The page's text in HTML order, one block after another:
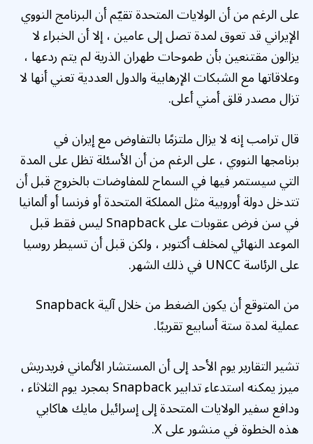
على الرغم من أن الولايات المتحدة تقيّم أن البرنامج النووي
الإيراني قد تعوق لمدة تصل إلى عامين ، إلا أن الخبراء لا
يزالون مقتنعين بأن طموحات طهران الذرية لم يتم ردعها ،
وعلاقاتها مع الشبكات الإرهابية والدول العددية تعني أنها لا
تزال مصدر قلق أمني أعلى.
قال ترامب إنه لا يزال ملتزمًا بالتفاوض مع إيران في
برنامجها النووي ، على الرغم من أن الأسئلة تظل على المدة
التي سيستمر فيها في السماح للمفاوضات بالخروج قبل أن
تتدخل دولة أوروبية مثل المملكة المتحدة أو فرنسا أو ألمانيا
في سن فرض عقوبات على Snapback ليس فقط قبل
الموعد النهائي لمخلف أكتوبر ، ولكن قبل أن تسيطر روسيا
على الرئاسة UNCC في ذلك الشهر.
من المتوقع أن يكون الضغط من خلال آلية Snapback
عملية لمدة ستة أسابيع تقريبًا.
تشير التقارير يوم الأحد إلى أن المستشار الألماني فريدريش
ميرز يمكنه استدعاء تدابير Snapback بمجرد يوم الثلاثاء ،
ودافع سفير الولايات المتحدة إلى إسرائيل مايك هاكابي
هذه الخطوة في منشور على X.